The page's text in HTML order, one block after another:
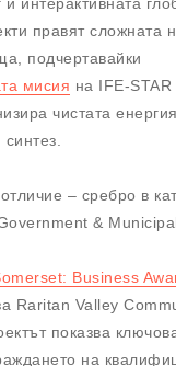
правят сложната
подчертавайки
мисия на IFE-STAR
чистата
– сребро в
&
Business
Raritan Valley
показва
на